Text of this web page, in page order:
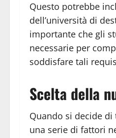
Questo potrebbe
dell’università di
importante che gli
necessarie per
soddisfare tali
Scelta della
Quando si decide di
una serie di fattori